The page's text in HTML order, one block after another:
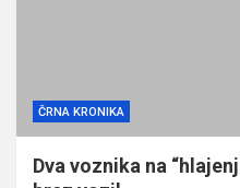
ČRNA KRONIKA
Dva voznika na